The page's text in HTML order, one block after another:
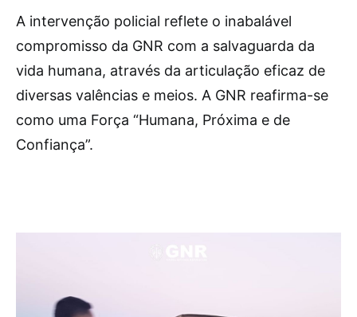
A intervenção policial reflete o inabalável
compromisso da GNR com a salvaguarda da
vida humana, através da articulação eficaz de
diversas valências e meios. A GNR reafirma-se
como uma Força “Humana, Próxima e de
Confiança”.